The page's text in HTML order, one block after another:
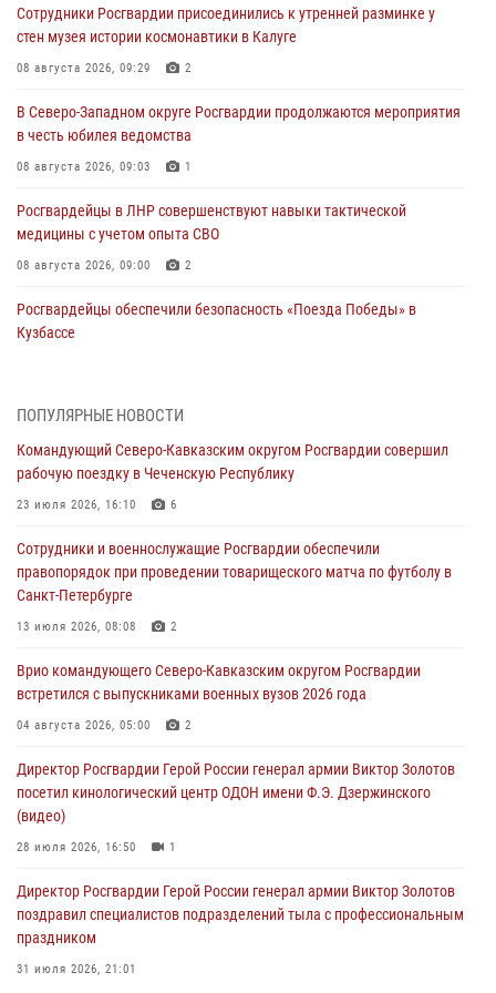
Сотрудники Росгвардии присоединились к утренней разминке у
стен музея истории космонавтики в Калуге
08 августа 2026, 09:29 2
В Северо-Западном округе Росгвардии продолжаются мероприятия
в честь юбилея ведомства
08 августа 2026, 09:03 1
Росгвардейцы в ЛНР совершенствуют навыки тактической
медицины с учетом опыта СВО
08 августа 2026, 09:00 2
Росгвардейцы обеспечили безопасность «Поезда Победы» в
Кузбассе
ОМОН «Ойрат» Управления Росгвардии по Республике Калмыкия
08 августа 2026, 07:00
В Кабардино-Балкарии сотрудники Росгвардии провели турнир по
08 августа 2026, 07:00
Военнослужащие Софринской бригады Росгвардии встретились с
участником патриотического проекта «Дорогой Ломоносова —
08 августа 2026, 07:00 2
В Москве росгвардейцы оказали помощь медикам и девушке с
08 августа 2026, 06:32 1
ПОПУЛЯРНЫЕ НОВОСТИ
Командующий Северо-Кавказским округом Росгвардии совершил
рабочую поездку в Чеченскую Республику
23 июля 2026, 16:10 6
Сотрудники и военнослужащие Росгвардии обеспечили
правопорядок при проведении товарищеского матча по футболу в
Санкт-Петербурге
13 июля 2026, 08:08 2
Врио командующего Северо-Кавказским округом Росгвардии
встретился с выпускниками военных вузов 2026 года
04 августа 2026, 05:00 2
Директор Росгвардии Герой России генерал армии Виктор Золотов
посетил кинологический центр ОДОН имени Ф.Э. Дзержинского
(видео)
28 июля 2026, 16:50 1
Директор Росгвардии Герой России генерал армии Виктор Золотов
поздравил специалистов подразделений тыла с профессиональным
праздником
31 июля 2026, 21:01